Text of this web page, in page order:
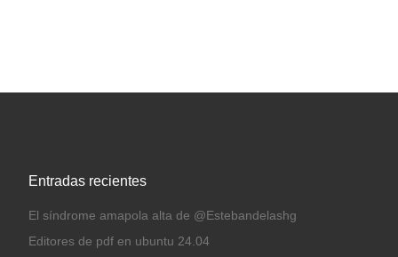
Entradas recientes
El síndrome amapola alta de @Estebandelashg
Editores de pdf en ubuntu 24.04